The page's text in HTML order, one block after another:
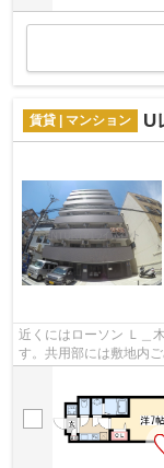
賃貸 | マンション U
近くにはローソン Ｌ＿
す。共用部には敷地内